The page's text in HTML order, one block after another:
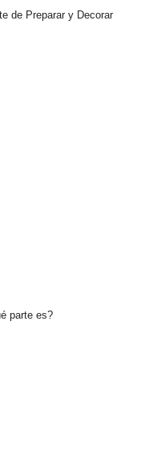
de Preparar y Decorar
parte es?